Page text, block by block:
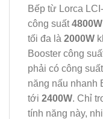
Bếp từ Lorca
công suất4800W
tối đa là 2000W
Booster công
phải có công
năng nấu nhanh
tới 2400W. Chỉ
tính năng này,